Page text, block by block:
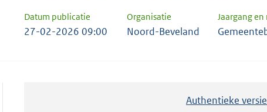
Datum publicatie Organisatie Jaargang
27-02-2026 09:00 Noord-Beveland
Authentieke